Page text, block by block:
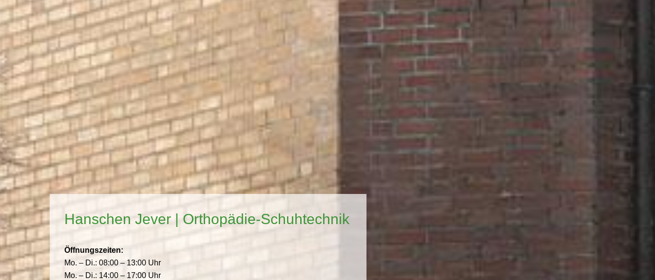
Hanschen Jever | Orthopädie-Schuhtechnik
Öffnungszeiten:
Mo. – Di.: 08:00 – 13:00 Uhr
Mo. – Di.: 14:00 – 17:00 Uhr